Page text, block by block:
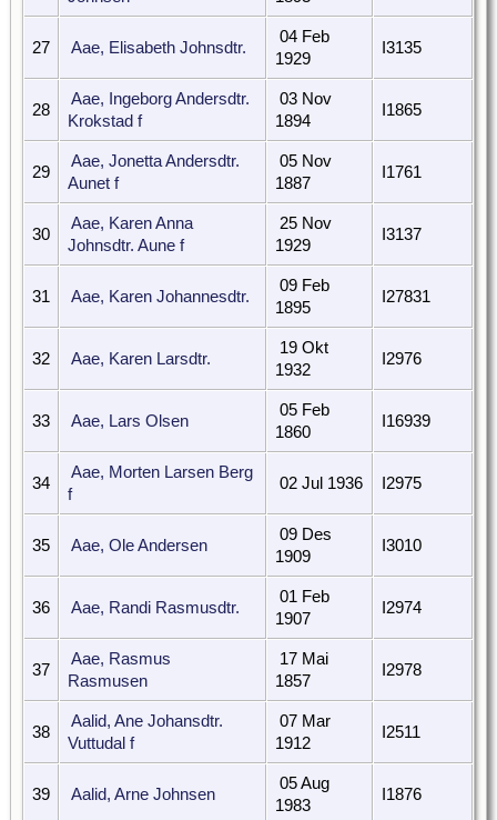
27 Aae, Elisabeth Johnsdtr.
04 Feb
1929
I3135
28
Aae, Ingeborg Andersdtr.
Krokstad f
03 Nov
1894
I1865
29
Aae, Jonetta Andersdtr.
Aunet f
05 Nov
1887
I1761
30
Aae, Karen Anna
Johnsdtr. Aune f
25 Nov
1929
I3137
31 Aae, Karen Johannesdtr.
09 Feb
1895
I27831
32 Aae, Karen Larsdtr.
19 Okt
1932
I2976
33 Aae, Lars Olsen
05 Feb
1860
I16939
34
Aae, Morten Larsen Berg
f
02 Jul 1936 I2975
35 Aae, Ole Andersen
09 Des
1909
I3010
36 Aae, Randi Rasmusdtr.
01 Feb
1907
I2974
37
Aae, Rasmus
Rasmusen
17 Mai
1857
I2978
38
Aalid, Ane Johansdtr.
Vuttudal f
07 Mar
1912
I2511
39 Aalid, Arne Johnsen
05 Aug
1983
I1876